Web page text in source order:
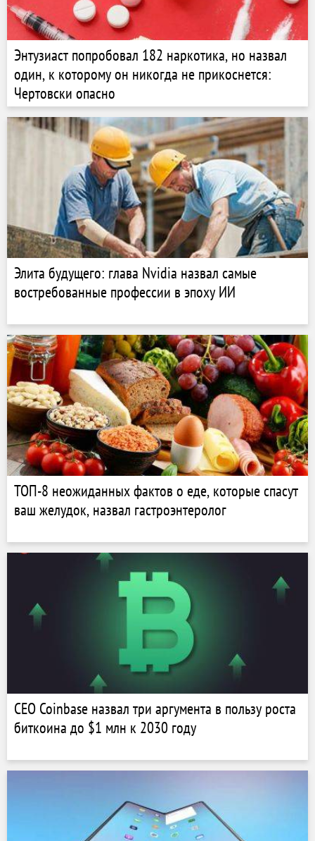
Энтузиаст попробовал 182 наркотика, но назвал
один, к которому он никогда не прикоснется:
Чертовски опасно
Элита будущего: глава Nvidia назвал самые
востребованные профессии в эпоху ИИ
ТОП-8 неожиданных фактов о еде, которые спасут
ваш желудок, назвал гастроэнтеролог
CEO Coinbase назвал три аргумента в пользу роста
биткоина до $1 млн к 2030 году